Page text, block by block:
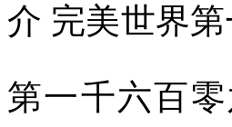
介 完美世界
第一千六百